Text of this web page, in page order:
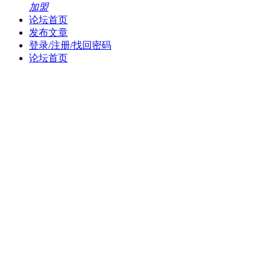
加盟
论坛首页
发布文章
登录/注册/找回密码
论坛首页